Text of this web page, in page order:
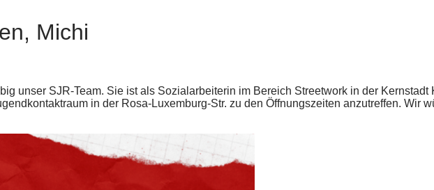
Michi
unser SJR-Team. Sie ist als Sozialarbeiterin im Bereich Streetwork in der Kernstadt
in der Rosa-Luxemburg-Str. zu den Öffnungszeiten anzutreffen. Wir